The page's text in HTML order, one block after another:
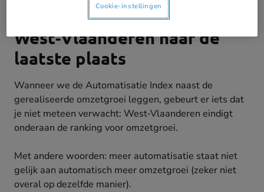
In omzetgroei zakt
West‑Vlaanderen naar de
laatste plaats
Wanneer we de Automatisatie Index naast de
gerealiseerde omzetgroei leggen, gebeurt er iets dat
je niet meteen verwacht: West‑Vlaanderen eindigt
onderaan de ranking voor omzetgroei.
Met andere woorden: meer automatisatie staat niet
gelijk aan automatisch meer omzetgroei (zeker niet
overal op dezelfde manier).
Cookie-instellingen